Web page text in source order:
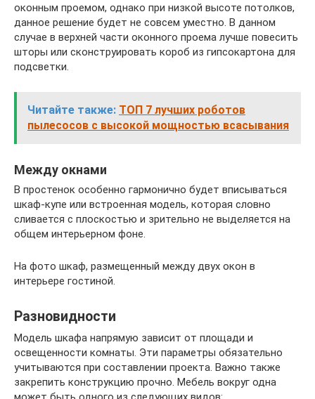
оконным проемом, однако при низкой высоте потолков,
данное решение будет не совсем уместно. В данном
случае в верхней части оконного проема лучше повесить
шторы или сконструировать короб из гипсокартона для
подсветки.
Читайте также: ТОП 7 лучших роботов
пылесосов с высокой мощностью всасывания
Между окнами
В простенок особенно гармонично будет вписываться
шкаф-купе или встроенная модель, которая словно
сливается с плоскостью и зрительно не выделяется на
общем интерьерном фоне.
На фото шкаф, размещенный между двух окон в
интерьере гостиной.
Разновидности
Модель шкафа напрямую зависит от площади и
освещенности комнаты. Эти параметры обязательно
учитываются при составлении проекта. Важно также
закрепить конструкцию прочно. Мебель вокруг одна